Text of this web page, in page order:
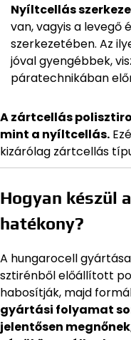
Nyíltcellás
van, vagyis a levegő
szerkezetében. Az
jóval gyengébbek,
páratechnikában
A zártcellás
mint a nyíltcellás.
kizárólag zártcellás
Hogyan készül
hatékony?
A hungarocell
sztirénből előállított
habosítják, majd
gyártási folyamat
jelentősen